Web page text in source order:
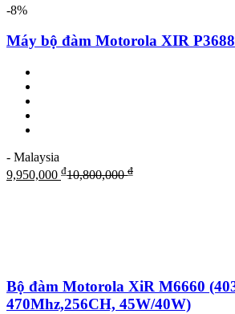
-8%
Máy bộ đàm Motorola XIR P3688
- Malaysia
9,950,000 ₫10,800,000₫
Bộ đàm Motorola XiR M6660
470Mhz,256CH, 45W/40W)